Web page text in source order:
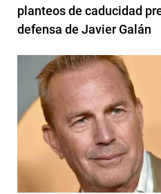
planteos de caducidad
defensa de Javier Galán